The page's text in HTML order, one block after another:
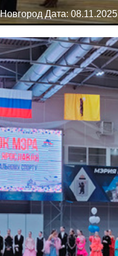
Дата: 08.11.2025